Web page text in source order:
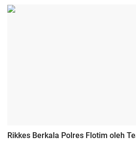
Rikkes Berkala Polres Flotim oleh